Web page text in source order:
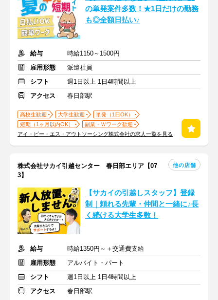
の単発案件多数！★1日だけの勤務
も◎全額日払い♪
給与
時給1150～1500円
雇用形態
派遣社員
シフト
週1日以上 1日4時間以上
アクセス
春日部駅
高校生歓迎 大学生歓迎
単発（1日OK）
短期（1ヶ月以内OK）
副業・Ｗワーク歓迎
アイ・ビー・エス・アウトソーシング株式会社の求人一覧を見る
株式会社サカイ引越センター 春日部エリア【07
3】
他の店舗
【サカイの引越しスタッフ】登録
制｜頼れる先輩・仲間と一緒に♪長
く続ける大学生多数！
給与
時給1350円～＋交通費支給
雇用形態
アルバイト・パート
シフト
週1日以上 1日4時間以上
アクセス
春日部駅